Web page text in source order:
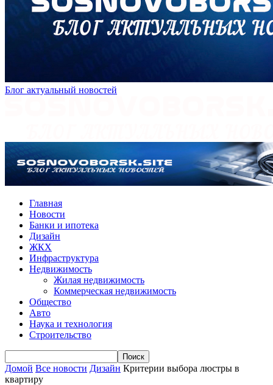
Блог актуальный новостей
Главная
Новости
Банки и ипотека
Дизайн
ЖКХ
Инфраструктура
Недвижимость
Жилая недвижимость
Коммерческая недвижимость
Общество
Авто
Наука и технология
Строительство
Домой Все новости Дизайн Критерии выбора люстры в
квартиру